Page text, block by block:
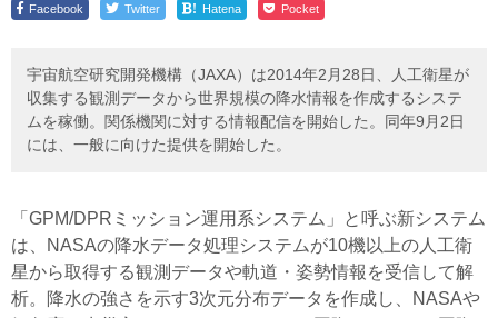
Facebook Twitter ! Hatena Pocket
宇宙航空研究開発機構（JAXA）は2014年2月28日、人工衛星が
収集する観測データから世界規模の降水情報を作成するシステ
ムを稼働。関係機関に対する情報配信を開始した。同年9月2日
には、一般に向けた提供を開始した。
「GPM/DPRミッション運用系システム」と呼ぶ新システム
は、NASAの降水データ処理システムが10機以上の人工衛
星から取得する観測データや軌道・姿勢情報を受信して解
析。降水の強さを示す3次元分布データを作成し、NASAや